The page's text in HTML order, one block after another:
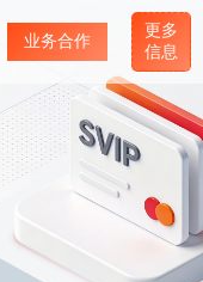
更多
信息
业务合作